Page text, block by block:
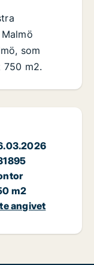
m2
angivet
som
750 m2.